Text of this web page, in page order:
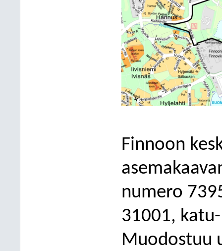
Finnoon
numero
31001,
Muodostuu